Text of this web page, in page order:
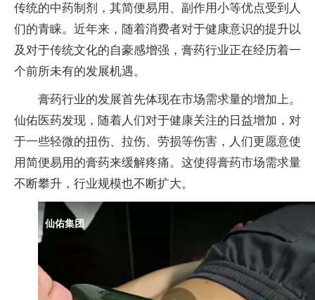
传统的中药制剂，其简便易用、副作用小等优点受到人
们的青睐。 近年来，随着消费者对于健康意识的提升以
及对于传统文化的自豪感增强， 膏药行业正在经历着一
个前所未有的发展机遇。
膏药行业的发展首先体现在市场需求量的增加上。
仙佑医药发现，随着人们对于健康关注的日益增加，对
于一些轻微的扭伤、拉伤、劳损等伤害，人们更愿意使
用简便易用的膏药来缓解疼痛。这使得膏药市场需求量
不断攀升，行业规模也不断扩大。